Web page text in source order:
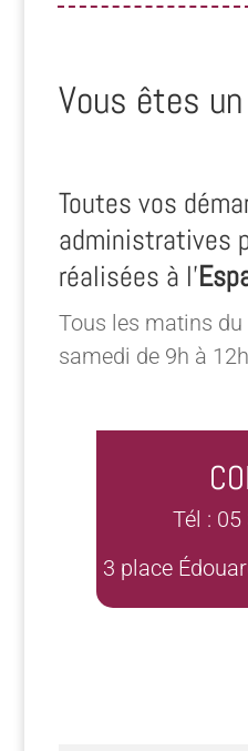
Vous êtes
Toutes vos
administratives
réalisées à l’
Tous les matins
samedi de 9h à 12h
Tél :
3 place